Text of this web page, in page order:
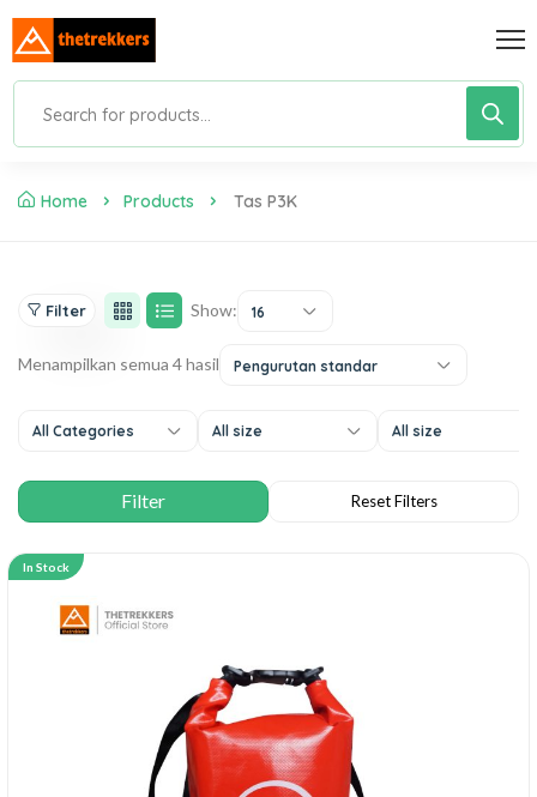
Home Products Tas P3K
Filter Show: 16
Menampilkan semua 4 hasil Pengurutan standar
All Categories All size All size
In Stock